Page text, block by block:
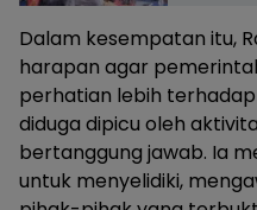
Dalam kesempatan itu,
harapan agar
perhatian lebih
diduga dipicu oleh
bertanggung jawab. Ia
untuk menyelidiki,